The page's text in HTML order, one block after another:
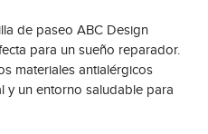
de paseo ABC Design
para un sueño reparador.
materiales antialérgicos
y un entorno saludable para